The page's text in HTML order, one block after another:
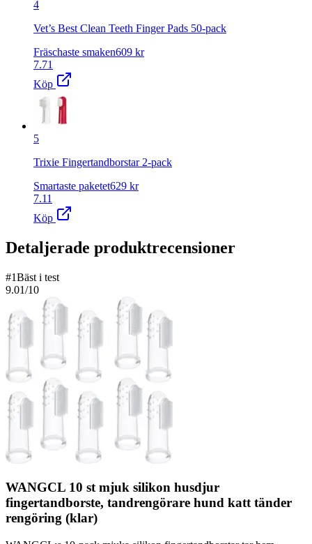
4
Vet’s Best Clean Teeth Finger Pads 50-pack
Fräschaste smaken609 kr
7.71
Köp
5
Trixie Fingertandborstar 2-pack
Smartaste paketet629 kr
7.11
Köp
Detaljerade produktrecensioner
#1Bäst i test
9.01/10
WANGCL 10 st mjuk silikon husdjur
fingertandborste, tandrengörare hund katt tänder
rengöring (klar)